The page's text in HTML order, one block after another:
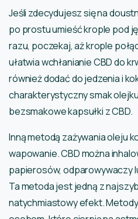
Jeśli zdecydujesz się na
po prostu umieść krople pod
razu, poczekaj, aż krople
ułatwia wchłanianie CBD do
również dodać do jedzenia i
charakterystyczny smak
bezsmakowe kapsułki z CBD.
Inną metodą zażywania oleju
wapowanie. CBD można
papierosów, odparowywaczy
Ta metoda jest jedną z
natychmiastowy efekt.